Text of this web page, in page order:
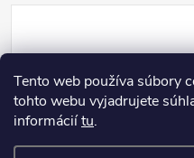
Tento web používa súbory
tohto webu vyjadrujete
informáciítu.
PRIHLÁSIŤ SA